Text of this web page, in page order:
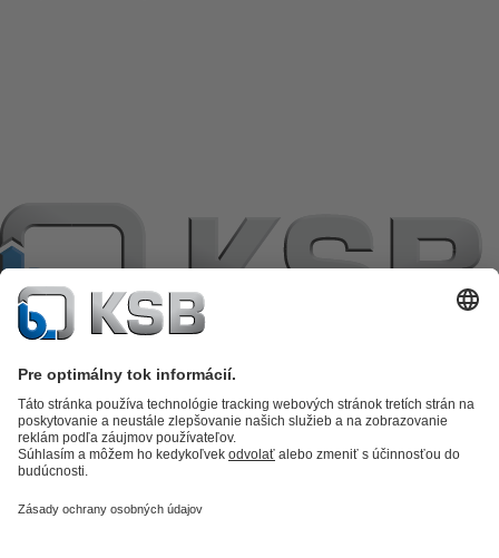
Katalóg produktovKSB SupremeServ: Premium service for pumps
and valvesKSB SupremeServ: Spare partsNákupný košíkSoftware a
Technológia spracovania odpadových vôd